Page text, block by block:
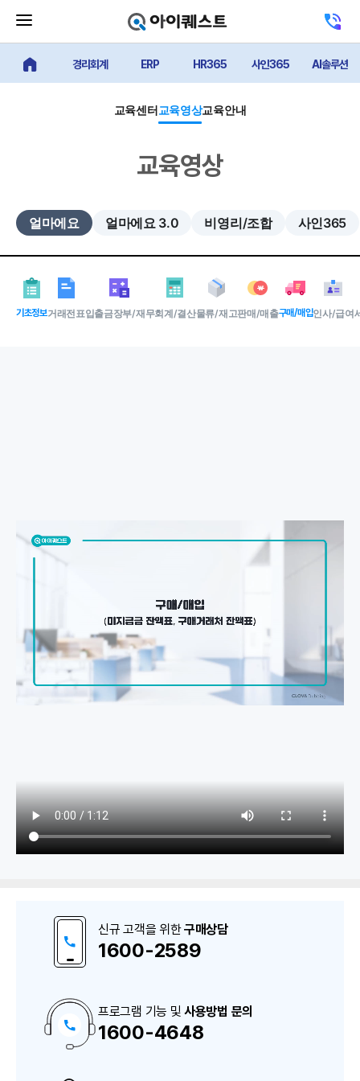
기
버
튼
센
터
얼마에요 메인경리회계 ERP HR365 사인365 AI솔루션
교육센터교육영상교육안내
교육영상
얼마에요 얼마에요 3.0 비영리/조합 사인365
기초정보거래전표입출금장부/재무회계/결산물류/재고판매/매출구매/매입인사/급여
미지급금잔액표 / 구매거래처잔액표
2. 구매발주서
구매발주서 작성/발행
구
매
신규 고객을 위한구매상담
1600-2589
프로그램 기능 및 사용방법 문의
1600-4648